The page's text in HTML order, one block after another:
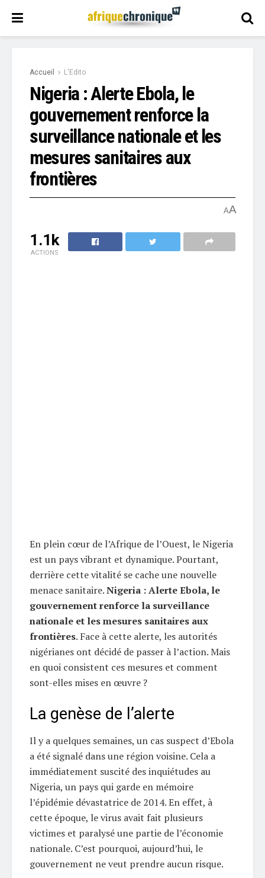
Accueil L'Edito
Nigeria : Alerte Ebola, le
gouvernement renforce la
surveillance nationale et les
mesures sanitaires aux
frontières
AA
1.1k
ACTIONS
En plein cœur de l’Afrique de l’Ouest, le Nigeria
est un pays vibrant et dynamique. Pourtant,
derrière cette vitalité se cache une nouvelle
menace sanitaire.Nigeria : Alerte Ebola, le
gouvernement renforce la surveillance
nationale et les mesures sanitaires aux
frontières. Face à cette alerte, les autorités
nigérianes ont décidé de passer à l’action. Mais
en quoi consistent ces mesures et comment
sont-elles mises en œuvre ?
La genèse de l’alerte
Il y a quelques semaines, un cas suspect d’Ebola
a été signalé dans une région voisine. Cela a
immédiatement suscité des inquiétudes au
Nigeria, un pays qui garde en mémoire
l’épidémie dévastatrice de 2014. En effet, à
cette époque, le virus avait fait plusieurs
victimes et paralysé une partie de l’économie
nationale. C’est pourquoi, aujourd’hui, le
gouvernement ne veut prendre aucun risque.